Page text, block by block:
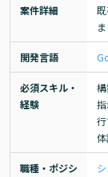
案件詳細
ま
開発言語
必須スキル・
経験
職種・ポジシ